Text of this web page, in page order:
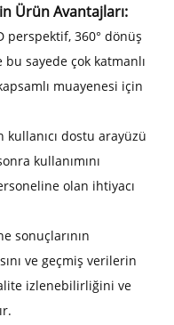
Ürün Avantajları:
perspektif, 360° dönüş
sayede çok katmanlı
muayenesi için
dostu arayüzü
kullanımını
olan ihtiyacı
sonuçlarının
ve geçmiş verilerin
izlenebilirliğini ve